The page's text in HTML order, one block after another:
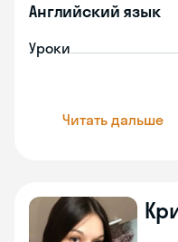
Английский язык
Уроки
Читать дальше